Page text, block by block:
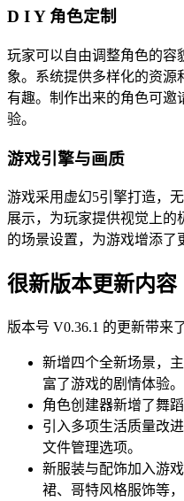
D I Y 角色定制
玩家可以自由调整角色的容
象。系统提供多样化的资源
有趣。制作出来的角色可邀
验。
游戏引擎与画质
游戏采用虚幻5引擎打造，
展示，为玩家提供视觉上的
的场景设置，为游戏增添了
很新版本更新内容
版本号 V0.36.1 的更新带来
新增四个全新场景，
富了游戏的剧情体验。
角色创建器新增了舞
引入多项生活质量改
文件管理选项。
新服装与配饰加入游
裙、哥特风格服饰等